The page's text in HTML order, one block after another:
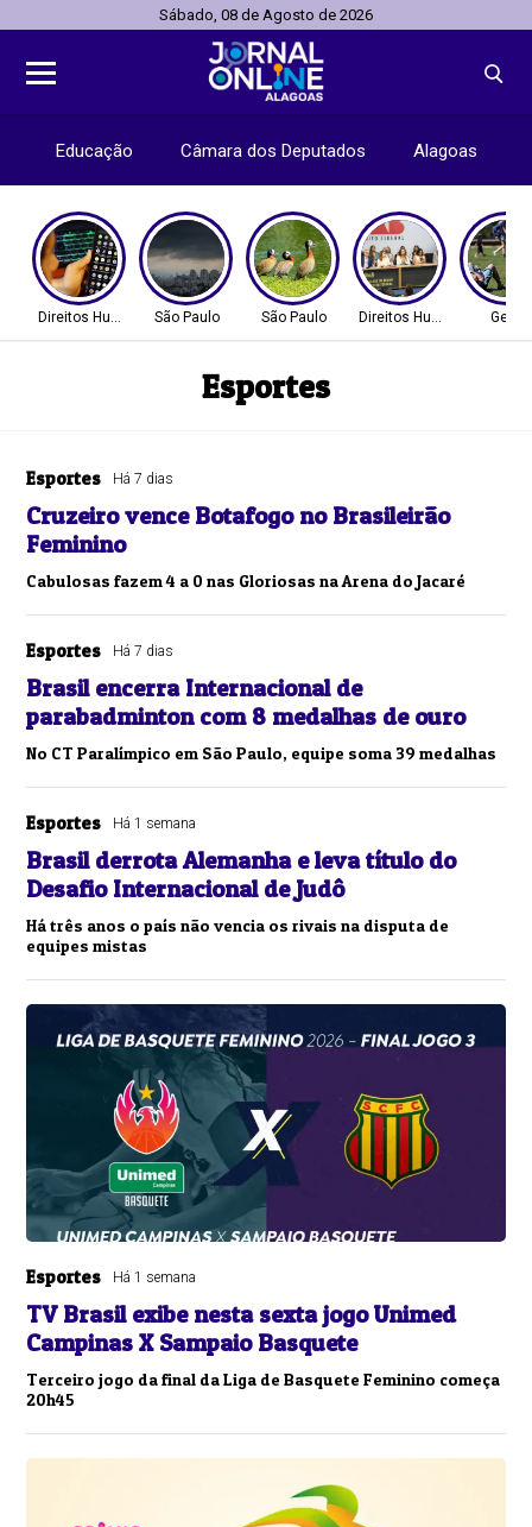
Sábado, 08 de Agosto de 2026
Educação Câmara dos Deputados Alagoas
Direitos HumanosSão Paulo São Paulo Direitos Humanos Geral
Esportes
Esportes Há 7 dias
Cruzeiro vence Botafogo no Brasileirão
Feminino
Cabulosas fazem 4 a 0 nas Gloriosas na Arena do Jacaré
Esportes Há 7 dias
Brasil encerra Internacional de
parabadminton com 8 medalhas de ouro
No CT Paralímpico em São Paulo, equipe soma 39 medalhas
Esportes Há 1 semana
Brasil derrota Alemanha e leva título do
Desafio Internacional de Judô
Há três anos o país não vencia os rivais na disputa de
equipes mistas
Esportes Há 1 semana
TV Brasil exibe nesta sexta jogo Unimed
Campinas X Sampaio Basquete
Terceiro jogo da final da Liga de Basquete Feminino começa
20h45